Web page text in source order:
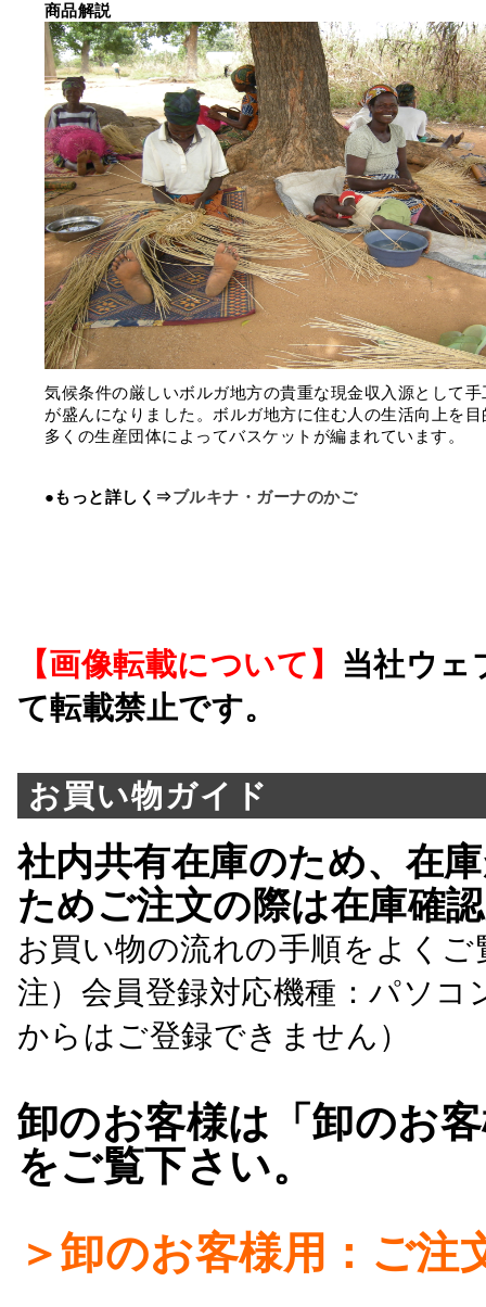
商品解説
気候条件の厳しいボルガ地方の貴重な現金収入源として
が盛んになりました。ボルガ地方に住む人の生活向上を
多くの生産団体によってバスケットが編まれています。
●もっと詳しく⇒ブルキナ・ガーナのかご
【画像転載について】 当社ウェ
て転載禁止です。
お買い物ガイド
社内共有在庫のため、在
ためご注文の際は在庫確
お買い物の流れの手順をよくご
注）会員登録対応機種：パソ
からはご登録できません）
卸のお客様は「卸のお
をご覧下さい。
＞卸のお客様用：ご注